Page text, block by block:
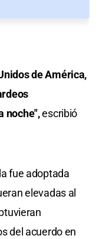
de América,
noche",escribió
fue adoptada
elevadas al
del acuerdo en